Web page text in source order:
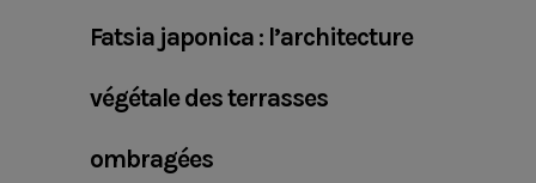
Fatsia japonica : l’architecture
végétale des terrasses
ombragées